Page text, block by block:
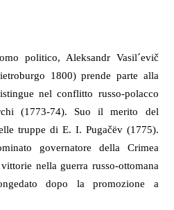
politico, Aleksandr Vasil´evič
1800) prende parte alla
nel conflitto russo-polacco
(1773-74). Suo il merito del
truppe di E. I. Pugačëv (1775).
governatore della Crimea
nella guerra russo-ottomana
dopo la promozione a